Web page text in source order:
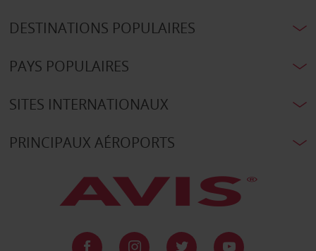
DESTINATIONS POPULAIRES
PAYS POPULAIRES
SITES INTERNATIONAUX
PRINCIPAUX AÉROPORTS